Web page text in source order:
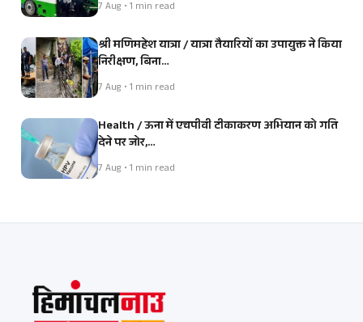
7 Aug • 1 min read
श्री मणिमहेश यात्रा / यात्रा तैयारियों का उपायुक्त ने किया
निरीक्षण, बिना…
7 Aug • 1 min read
Health / ऊना में एचपीवी टीकाकरण अभियान को गति
देने पर जोर,…
7 Aug • 1 min read